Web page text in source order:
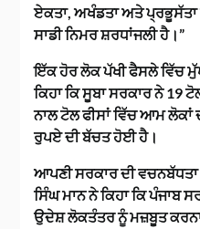
ਏਕਤਾ, ਅਖੰਡਤਾ ਅਤੇ ਪ੍ਰਭੂਸੱਤਾ
ਸਾਡੀ ਨਿਮਰ ਸ਼ਰਧਾਂਜਲੀ ਹੈ।”
ਇੱਕ ਹੋਰ ਲੋਕ ਪੱਖੀ ਫੈਸਲੇ ਵਿੱਚ
ਕਿਹਾ ਕਿ ਸੂਬਾ ਸਰਕਾਰ ਨੇ 19
ਨਾਲ ਟੋਲ ਫੀਸਾਂ ਵਿੱਚ ਆਮ ਲੋਕਾਂ
ਰੁਪਏ ਦੀ ਬੱਚਤ ਹੋਈ ਹੈ।
ਆਪਣੀ ਸਰਕਾਰ ਦੀ
ਸਿੰਘ ਮਾਨ ਨੇ ਕਿਹਾ ਕਿ ਪੰਜਾਬ
ਉਦੇਸ਼ ਲੋਕਤੰਤਰ ਨੂੰ ਮਜ਼ਬੂਤ